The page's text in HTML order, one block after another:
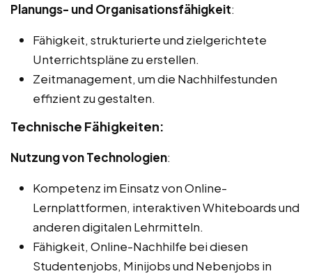
Planungs- und Organisationsfähigkeit:
Fähigkeit, strukturierte und zielgerichtete
Unterrichtspläne zu erstellen.
Zeitmanagement, um die Nachhilfestunden
effizient zu gestalten.
Technische Fähigkeiten:
Nutzung von Technologien:
Kompetenz im Einsatz von Online-
Lernplattformen, interaktiven Whiteboards und
anderen digitalen Lehrmitteln.
Fähigkeit, Online-Nachhilfe bei diesen
Studentenjobs, Minijobs und Nebenjobs in